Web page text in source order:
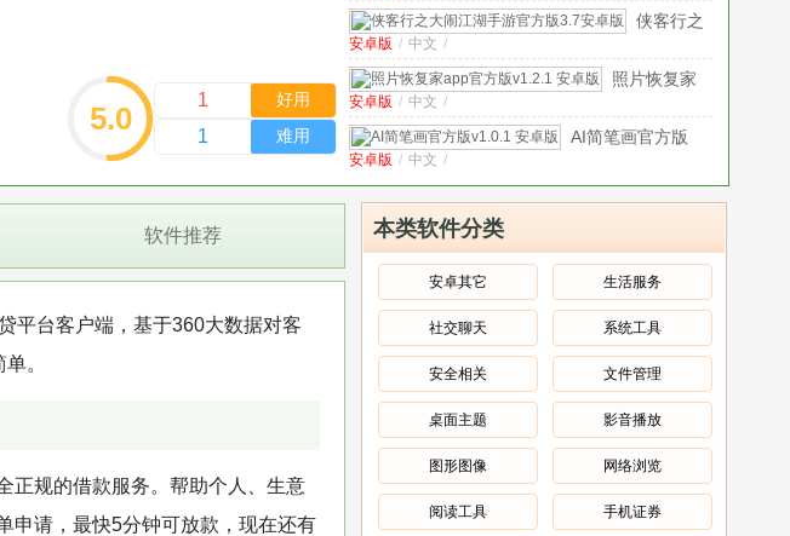
5.0
1 好用
1 难用
安卓版侠客行之
手游官方
版 3.7安
卓版
安卓版 / 中文 /
照片恢复家
v1.2.1 安卓
版
安卓版 / 中文 /
AI简笔画官方版
安卓版 / 中文 /
卓版
安卓版 / 中文 /
欢乐
大师
官方
v1.0.0.51596
版
演出经纪
人题小宝
官方版
v1.0.0 安
卓版
中文 /
守护农场吖游
戏官方版 0.13
安卓版
安卓版 / 中文 /
快乐小屋游戏
官方版
300.1.0安卓
版
安卓版 / 中文 /
本类软件分类
安卓其它 生活服务
社交聊天 系统工具
安全相关 文件管理
桌面主题 影音播放
图形图像 网络浏览
阅读工具 手机证券
软件推荐
平台客户端，基于360大数据对客
。
正规的借款服务。帮助个人、生意
申请，最快5分钟可放款，现在还有